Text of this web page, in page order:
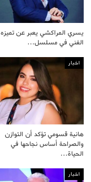
يسري المراكشي يعبر عن تميزه
الفني في مسلسل…
اخبار
هانية قسومي تؤكد أن التوازن
والصراحة أساس نجاحها في
الحياة…
اخبار